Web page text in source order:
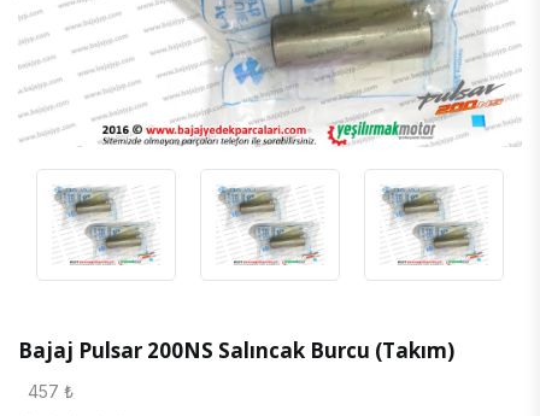
Bajaj Pulsar 200NS Salıncak Burcu (Takım)
457 ₺